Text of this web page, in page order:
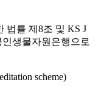
법률 제8조 및 KS J
인생물자원은행으로
scheme)